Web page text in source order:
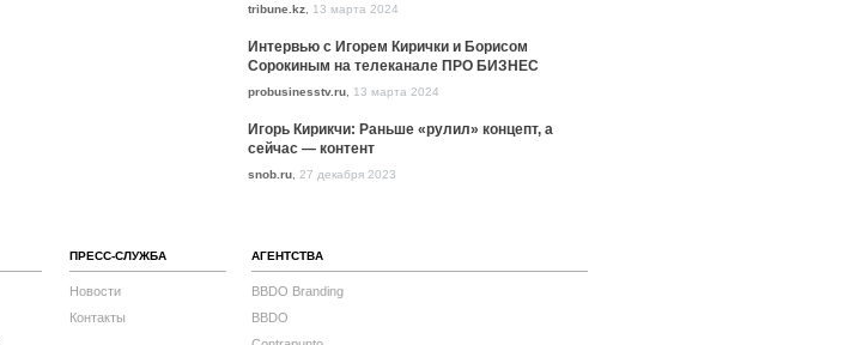
tribune.kz 13 марта 2024
Интервью с Игорем Кирички и Борисом
Сорокиным на телеканале ПРО БИЗНЕС
probusinesstv.ru 13 марта 2024
Игорь Кирикчи: Раньше «рулил» концепт, а
сейчас — контент
snob.ru 27 декабря 2023
ПРЕСС-СЛУЖБА
Новости
Контакты
АГЕНТСТВА
BBDO Branding
BBDO